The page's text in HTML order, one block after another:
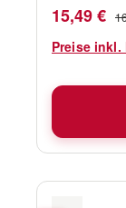
15,49 €
Preise inkl.